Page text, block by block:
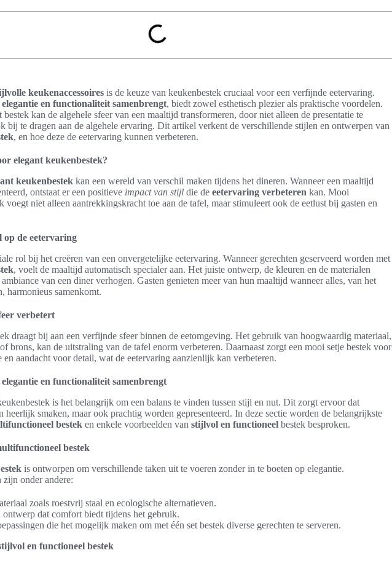
keukenaccessoires is de keuze van keukenbestek cruciaal voor een verfijnde eetervaring.
en functionaliteit samenbrengt, biedt zowel esthetisch plezier als praktische voordelen.
kan de algehele sfeer van een maaltijd transformeren, door niet alleen de presentatie te
bij te dragen aan de algehele ervaring. Dit artikel verkent de verschillende stijlen en ontwerpen van
, en hoe deze de eetervaring kunnen verbeteren.
elegant keukenbestek?
keukenbestek kan een wereld van verschil maken tijdens het dineren. Wanneer een maaltijd
ontstaat er een positieve impact van stijl die de eetervaring verbeteren kan. Mooi
voegt niet alleen aantrekkingskracht toe aan de tafel, maar stimuleert ook de eetlust bij gasten en
op de eetervaring
rol bij het creëren van een onvergetelijke eetervaring. Wanneer gerechten geserveerd worden met
, voelt de maaltijd automatisch specialer aan. Het juiste ontwerp, de kleuren en de materialen
van een diner verhogen. Gasten genieten meer van hun maaltijd wanneer alles, van het
harmonieus samenkomt.
verbetert
draagt bij aan een verfijnde sfeer binnen de eetomgeving. Het gebruik van hoogwaardig materiaal,
brons, kan de uitstraling van de tafel enorm verbeteren. Daarnaast zorgt een mooi setje bestek voor
en aandacht voor detail, wat de eetervaring aanzienlijk kan verbeteren.
en functionaliteit samenbrengt
is het belangrijk om een balans te vinden tussen stijl en nut. Dit zorgt ervoor dat
heerlijk smaken, maar ook prachtig worden gepresenteerd. In deze sectie worden de belangrijkste
bestek en enkele voorbeelden van stijlvol en functioneel bestek besproken.
bestek
is ontworpen om verschillende taken uit te voeren zonder in te boeten op elegantie.
onder andere:
zoals roestvrij staal en ecologische alternatieven.
ontwerp dat comfort biedt tijdens het gebruik.
die het mogelijk maken om met één set bestek diverse gerechten te serveren.
en functioneel bestek